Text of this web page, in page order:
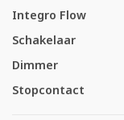
Integro Flow
Schakelaar
Dimmer
Stopcontact